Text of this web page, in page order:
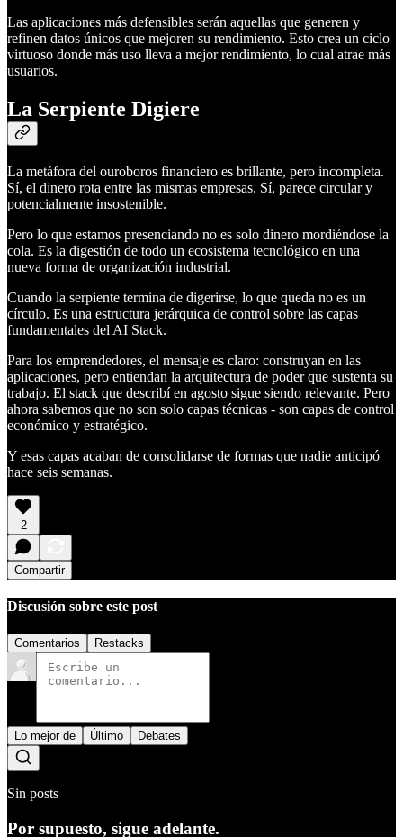
Las aplicaciones más defensibles serán aquellas que generen y
refinen datos únicos que mejoren su rendimiento. Esto crea un ciclo
virtuoso donde más uso lleva a mejor rendimiento, lo cual atrae más
usuarios.
La Serpiente Digiere
La metáfora del ouroboros financiero es brillante, pero incompleta.
Sí, el dinero rota entre las mismas empresas. Sí, parece circular y
potencialmente insostenible.
Pero lo que estamos presenciando no es solo dinero mordiéndose la
cola. Es la digestión de todo un ecosistema tecnológico en una
nueva forma de organización industrial.
Cuando la serpiente termina de digerirse, lo que queda no es un
círculo. Es una estructura jerárquica de control sobre las capas
fundamentales del AI Stack.
Para los emprendedores, el mensaje es claro: construyan en las
aplicaciones, pero entiendan la arquitectura de poder que sustenta su
trabajo. El stack que describí en agosto sigue siendo relevante. Pero
ahora sabemos que no son solo capas técnicas - son capas de control
económico y estratégico.
Y esas capas acaban de consolidarse de formas que nadie anticipó
hace seis semanas.
2
Compartir
Discusión sobre este post
Comentarios Restacks
Lo mejor de Último Debates
Sin posts
Por supuesto, sigue adelante.